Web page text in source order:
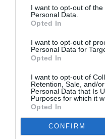
I want to opt-out of the
Personal Data.
Opted In
I want to opt-out of
Personal Data for
Opted In
I want to opt-out of
Retention, Sale, and/
Personal Data that Is
Purposes for which it
Opted In
CONFIRM
#skincare
«Αγόρασα το κτήμα
πίσω. Και μετά
μακιγιάζ. Και μετά
“Ω, αισθάνομαι
πραγματικά”.